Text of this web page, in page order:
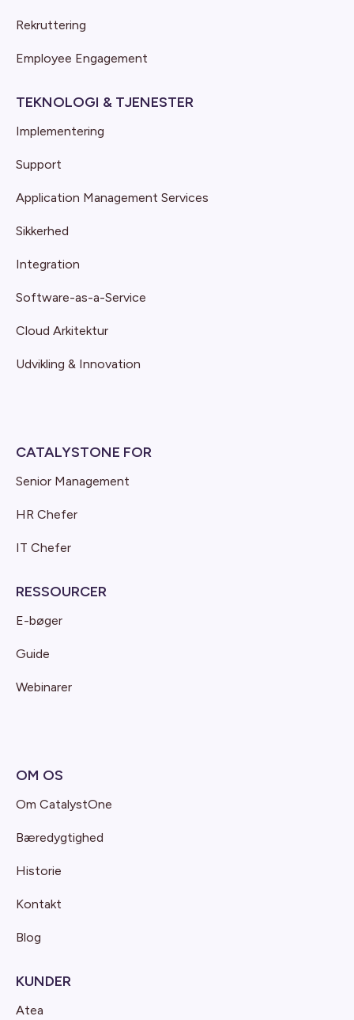
Rekruttering
Employee Engagement
TEKNOLOGI & TJENESTER
Implementering
Support
Application Management Services
Sikkerhed
Integration
Software-as-a-Service
Cloud Arkitektur
Udvikling & Innovation
CATALYSTONE FOR
Senior Management
HR Chefer
IT Chefer
RESSOURCER
E-bøger
Guide
Webinarer
OM OS
Om CatalystOne
Bæredygtighed
Historie
Kontakt
Blog
KUNDER
Atea